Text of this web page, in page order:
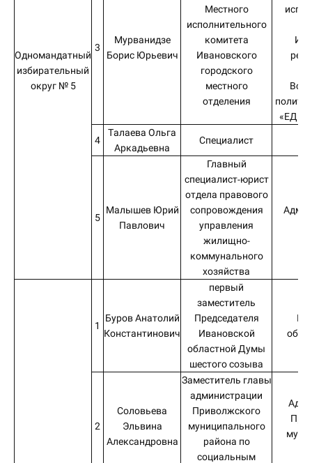
Одномандатный
избирательный
округ № 5
3
Мурванидзе
Борис Юрьевич
Местного
исполнительного
комитета
Ивановского
городского
местного
отделения
4
Талаева Ольга
Аркадьевна
Специалист
5
Малышев Юрий
Павлович
Главный
специалист-юрист
отдела правового
сопровождения
управления
жилищно-
коммунального
хозяйства
1
Буров Анатолий
Константинович
первый
заместитель
Председателя
Ивановской
областной Думы
шестого созыва
2
Соловьева
Эльвина
Александровна
Заместитель главы
администрации
Приволжского
муниципального
района по
социальным